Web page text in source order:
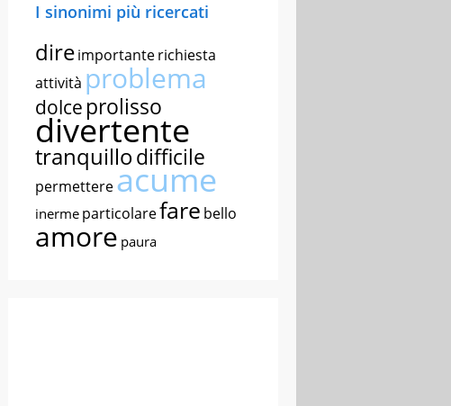
I sinonimi più ricercati
direimportanterichiesta
attività problema
dolce prolisso
divertente
tranquillodifficile
permettereacume
inerme particolarefare bello
amore paura